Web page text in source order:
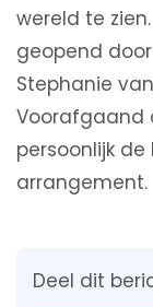
wereld te
geopend
Stephanie
Voorafgaand
persoonlijk
arrangement.
Deel dit